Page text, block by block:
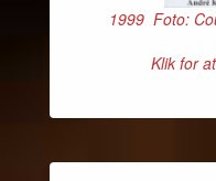
1999 Foto:
Klik for